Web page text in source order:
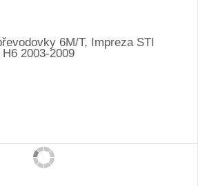
6M/T, Impreza STI
2003-2009